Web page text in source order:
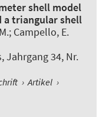
shell model
a triangular shell
Campello, E.
, Jahrgang 34, Nr.
› Artikel ›